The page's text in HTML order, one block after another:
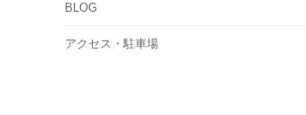
BLOG
アクセス・駐車場